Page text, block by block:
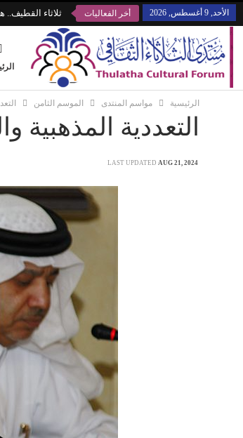
الأحد, 9 أغسطس, 2026 أخر الفعاليات ثلاثاء
الرئيسية مواسم المنتدى الموسم الثامن
التعددية المذهبية
LAST UPDATED AUG 21, 2024